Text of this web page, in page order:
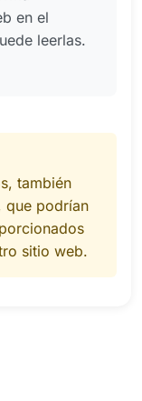
en el
leerlas.
también
que podrían
sitio web.